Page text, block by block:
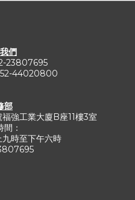
們
23807695
44020800
部
強工業大廈B座11樓3室
間：
時至下午六時